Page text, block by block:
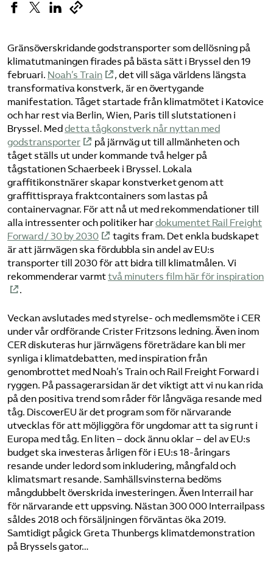
Gränsöverskridande godstransporter som dellösning på
klimatutmaningen firades på bästa sätt i Bryssel den 19
februari. Noah’s Train
, det vill säga världens längsta
transformativa konstverk, är en övertygande
manifestation. Tåget startade från klimatmötet i Katovice
och har rest via Berlin, Wien, Paris till slutstationen i
Bryssel. Med detta tågkonstverk når nyttan med
godstransporter
på järnväg ut till allmänheten och
tåget ställs ut under kommande två helger på
tågstationen Schaerbeek i Bryssel. Lokala
graffitikonstnärer skapar konstverket genom att
graffittispraya fraktcontainers som lastas på
containervagnar. För att nå ut med rekommendationer till
alla intressenter och politiker hardokumentet Rail Freight
Forward / 30 by 2030
tagits fram. Det enkla budskapet
är att järnvägen ska fördubbla sin andel av EU:s
transporter till 2030 för att bidra till klimatmålen. Vi
rekommenderar varmttvå minuters film här för inspiration
.
Veckan avslutades med styrelse- och medlemsmöte i CER
under vår ordförande Crister Fritzsons ledning. Även inom
CER diskuteras hur järnvägens företrädare kan bli mer
synliga i klimatdebatten, med inspiration från
genombrottet med Noah’s Train och Rail Freight Forward i
ryggen. På passagerarsidan är det viktigt att vi nu kan rida
på den positiva trend som råder för långväga resande med
tåg. DiscoverEU är det program som för närvarande
utvecklas för att möjliggöra för ungdomar att ta sig runt i
Europa med tåg. En liten – dock ännu oklar – del av EU:s
budget ska investeras årligen för i EU:s 18-åringars
resande under ledord som inkludering, mångfald och
klimatsmart resande. Samhällsvinsterna bedöms
mångdubbelt överskrida investeringen. Även Interrail har
för närvarande ett uppsving. Nästan 300 000 Interrailpass
såldes 2018 och försäljningen förväntas öka 2019.
Samtidigt pågick Greta Thunbergs klimatdemonstration
på Bryssels gator…